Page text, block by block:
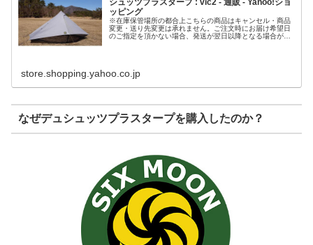
ッピング
※在庫保管場所の都合上こちらの商品はキャンセル・商品
変更・送り先変更は承れません。ご注文時にお届け希望日
のご指定を頂かない場合、発送が翌日以降となる場合がご
store.shopping.yahoo.co.jp
なぜデュシュッツプラスタープを購入したのか？